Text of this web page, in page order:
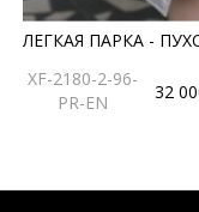
ЛЕГКАЯ ПАРКА -
XF-2180-2-96-
PR-EN
32